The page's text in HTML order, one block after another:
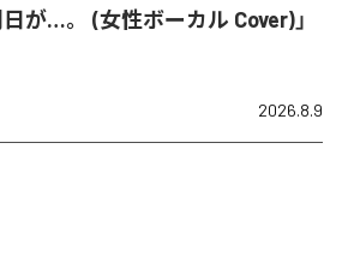
が…。 (女性ボーカル Cover)」
2026.8.9